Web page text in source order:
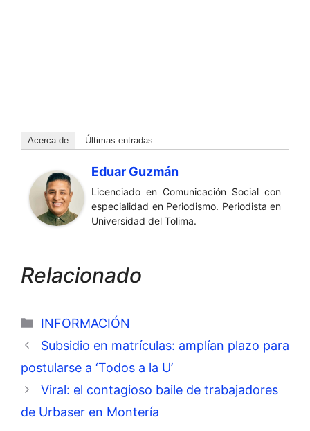
Acerca de Últimas entradas
Eduar Guzmán
Licenciado en Comunicación Social con
especialidad en Periodismo. Periodista en
Universidad del Tolima.
Relacionado
Categorías
INFORMACIÓN
Subsidio en matrículas: amplían plazo para
postularse a ‘Todos a la U’
Viral: el contagioso baile de trabajadores
de Urbaser en Montería